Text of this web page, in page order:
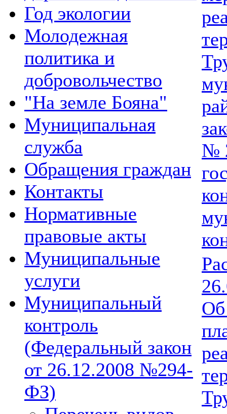
Год экологии
Молодежная
политика и
добровольчество
"На земле Бояна"
Муниципальная
служба
Обращения граждан
Контакты
Нормативные
правовые акты
Муниципальные
услуги
Муниципальный
контроль
(Федеральный закон
от 26.12.2008 №294-
ФЗ)
№
Об